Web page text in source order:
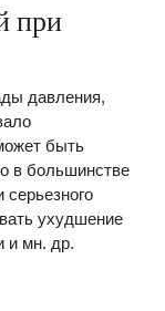
при
давления,
быть
в большинстве
серьезного
ухудшение
и мн. др.